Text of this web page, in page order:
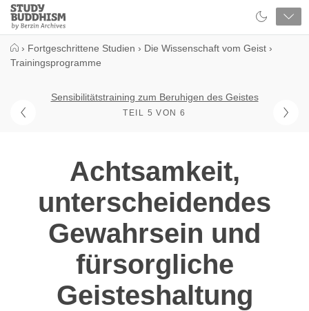
Close
Study
Buddhism
› Fortgeschrittene Studien › Die Wissenschaft vom Geist ›
Trainingsprogramme
Sensibilitätstraining zum Beruhigen des Geistes
TEIL 5 VON 6
Achtsamkeit,
unterscheidendes
Gewahrsein und
fürsorgliche
Geisteshaltung